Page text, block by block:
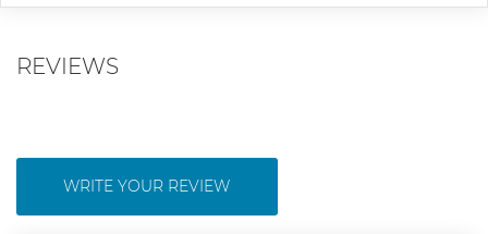
REVIEWS
WRITE YOUR REVIEW